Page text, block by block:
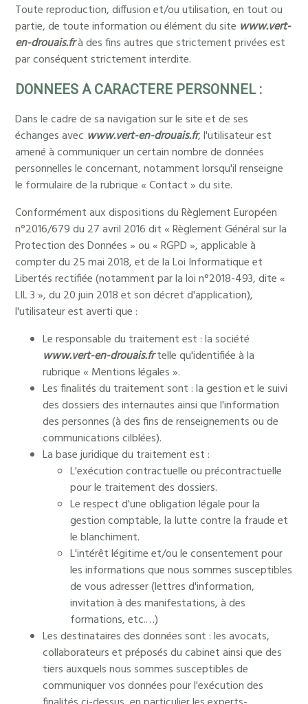
Toute reproduction, diffusion et/ou utilisation, en tout ou
partie, de toute information ou élément du site www.vert-
en-drouais.frà des fins autres que strictement privées est
par conséquent strictement interdite.
DONNEES A CARACTERE PERSONNEL :
Dans le cadre de sa navigation sur le site et de ses
échanges avec www.vert-en-drouais.fr, l'utilisateur est
amené à communiquer un certain nombre de données
personnelles le concernant, notamment lorsqu'il renseigne
le formulaire de la rubrique « Contact » du site.
Conformément aux dispositions du Règlement Européen
n°2016/679 du 27 avril 2016 dit « Règlement Général sur la
Protection des Données » ou « RGPD », applicable à
compter du 25 mai 2018, et de la Loi Informatique et
Libertés rectifiée (notamment par la loi n°2018-493, dite «
LIL 3 », du 20 juin 2018 et son décret d'application),
l'utilisateur est averti que :
Le responsable du traitement est : la société
www.vert-en-drouais.frtelle qu'identifiée à la
rubrique « Mentions légales ».
Les finalités du traitement sont : la gestion et le suivi
des dossiers des internautes ainsi que l'information
des personnes (à des fins de renseignements ou de
communications cilblées).
La base juridique du traitement est :
L'exécution contractuelle ou précontractuelle
pour le traitement des dossiers.
Le respect d'une obligation légale pour la
gestion comptable, la lutte contre la fraude et
le blanchiment.
L'intérêt légitime et/ou le consentement pour
les informations que nous sommes susceptibles
de vous adresser (lettres d'information,
invitation à des manifestations, à des
formations, etc.…)
Les destinataires des données sont : les avocats,
collaborateurs et préposés du cabinet ainsi que des
tiers auxquels nous sommes susceptibles de
communiquer vos données pour l'exécution des